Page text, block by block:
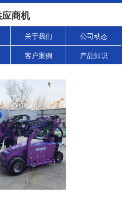
应商机
关于我们 公司动态
客户案例 产品知识